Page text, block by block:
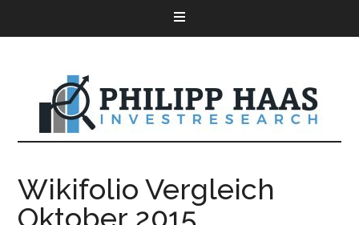
Wikifolio Vergleich
Oktober 2015